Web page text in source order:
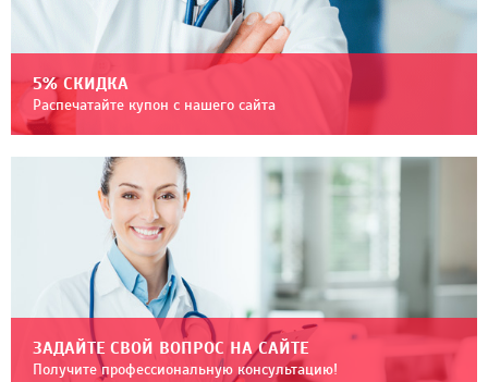
5% СКИДКА
Распечатайте купон с нашего сайта
ЗАДАЙТЕ СВОЙ ВОПРОС НА САЙТЕ
Получите профессиональную консультацию!